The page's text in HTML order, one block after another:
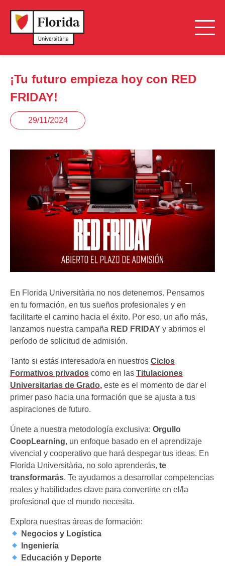
¡Tu futuro empieza hoy con RED
FRIDAY!
29/11/2024
En Florida Universitària no nos detenemos. Pensamos
en tu formación, en tus sueños profesionales y en
facilitarte el camino hacia el éxito. Por eso, un año más,
lanzamos nuestra campaña RED FRIDAY y abrimos el
período de solicitud de admisión.
Tanto si estás interesado/a en nuestros Ciclos
Formativos privados como en las Titulaciones
Universitarias de Grado, este es el momento de dar el
primer paso hacia una formación que se ajusta a tus
aspiraciones de futuro.
Únete a nuestra metodología exclusiva: Orgullo
CoopLearning, un enfoque basado en el aprendizaje
vivencial y cooperativo que hará despegar tus ideas. En
Florida Universitària, no solo aprenderás, te
transformarás. Te ayudamos a desarrollar competencias
reales y habilidades clave para convertirte en el/la
profesional que el mundo necesita.
Explora nuestras áreas de formación:
Negocios y Logística
Ingeniería
Educación y Deporte